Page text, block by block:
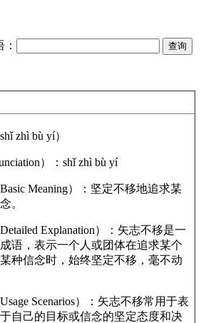
zhì bù yí）
）：shǐ zhì bù yí
Meaning）：坚定不移地追求某
。
Explanation）：矢志不移是一
语，表示一个人或团体在追求某个
种信念时，始终坚定不移，毫不动
Scenarios）：矢志不移常用于表
自己的目标或信念的坚定态度和决